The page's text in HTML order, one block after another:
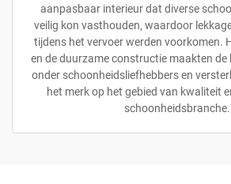
aanpasbaar interieur dat diverse
veilig kon vasthouden, waardoor
tijdens het vervoer werden voorkomen.
en de duurzame constructie maakten
onder schoonheidsliefhebbers en
het merk op het gebied van kwaliteit
schoonheidsbranche.